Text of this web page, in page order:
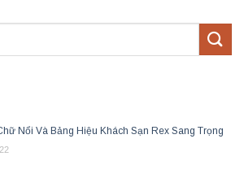
Nổi Và Bảng Hiệu Khách Sạn Rex Sang Trọng